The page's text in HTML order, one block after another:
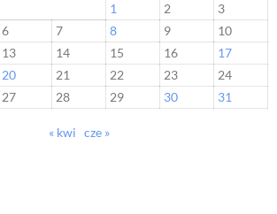
1
2
3
6 7 8 9
10
13 14 15 16
17
20 21 22 23
24
27 28 29 30 31
« kwi cze »